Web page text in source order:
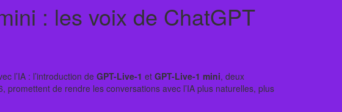
: les voix de ChatGPT
l’IA : l’introduction de GPT-Live-1 et GPT-Live-1 mini, deux
de rendre les conversations avec l’IA plus naturelles, plus